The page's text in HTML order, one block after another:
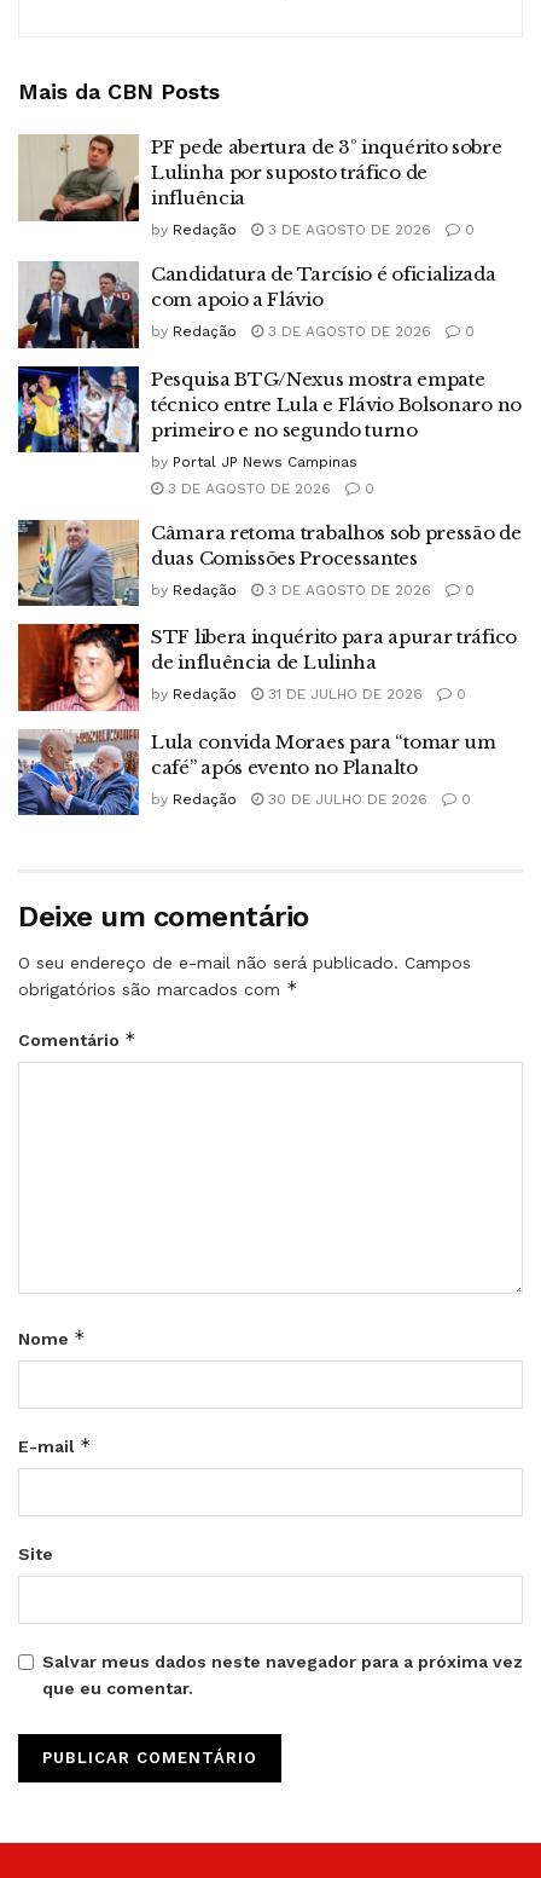
Mais da CBN Posts
PF pede abertura de 3º inquérito sobre
Lulinha por suposto tráfico de
influência
by Redação 3 DE AGOSTO DE 2026 0
Candidatura de Tarcísio é oficializada
com apoio a Flávio
by Redação 3 DE AGOSTO DE 2026 0
Pesquisa BTG/Nexus mostra empate
técnico entre Lula e Flávio Bolsonaro no
primeiro e no segundo turno
by Portal JP News Campinas
3 DE AGOSTO DE 2026
0
Câmara retoma trabalhos sob pressão de
duas Comissões Processantes
by Redação 3 DE AGOSTO DE 2026 0
STF libera inquérito para apurar tráfico
de influência de Lulinha
by Redação 31 DE JULHO DE 2026 0
Lula convida Moraes para “tomar um
café” após evento no Planalto
by Redação 30 DE JULHO DE 2026 0
Deixe um comentário
O seu endereço de e-mail não será publicado. Campos
obrigatórios são marcados com *
Comentário *
Nome *
E-mail *
Site
Salvar meus dados neste navegador para a próxima vez
que eu comentar.